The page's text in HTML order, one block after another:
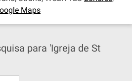
Maps
para 'Igreja de St